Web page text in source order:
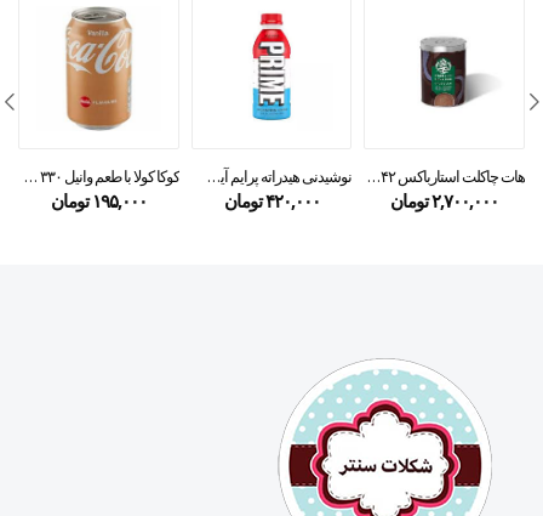
هات چاکلت استارباکس ۴۲% کاکائو
۲,۷۰۰,۰۰۰تومان
نوشیدنی هیدراته پرایم آیس پاپ prime
۴۲۰,۰۰۰تومان
کوکا کولا با طعم وانیل ۳۳۰ میل
۱۹۵,۰۰۰ تومان